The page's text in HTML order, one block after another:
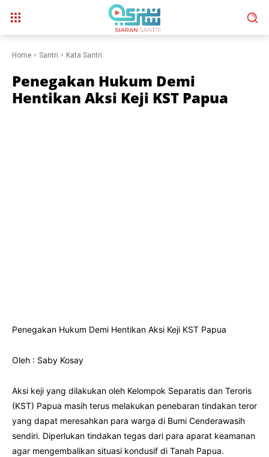
Home Santri Kata Santri
Penegakan Hukum Demi
Hentikan Aksi Keji KST Papua
Penegakan Hukum Demi Hentikan Aksi Keji KST Papua
Oleh : Saby Kosay
Aksi keji yang dilakukan oleh Kelompok Separatis dan Teroris
(KST) Papua masih terus melakukan penebaran tindakan teror
yang dapat meresahkan para warga di Bumi Cenderawasih
sendiri. Diperlukan tindakan tegas dari para aparat keamanan
agar mengembalikan situasi kondusif di Tanah Papua.